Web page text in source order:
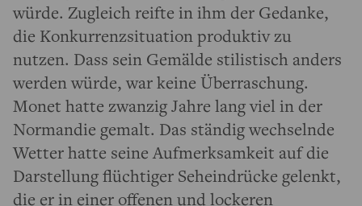
würde. Zugleich reifte in ihm der Gedanke,
die Konkurrenzsituation produktiv zu
nutzen. Dass sein Gemälde stilistisch anders
werden würde, war keine Überraschung.
Monet hatte zwanzig Jahre lang viel in der
Normandie gemalt. Das ständig wechselnde
Wetter hatte seine Aufmerksamkeit auf die
Darstellung flüchtiger Seheindrücke gelenkt,
die er in einer offenen und lockeren